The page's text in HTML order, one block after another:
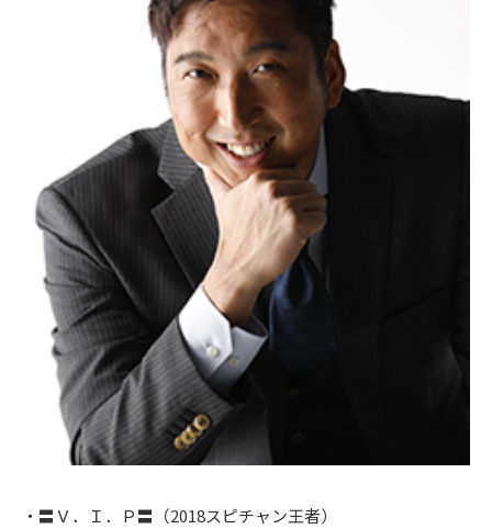
・〓Ｖ．Ｉ．Ｐ〓（2018スピチャン王者）